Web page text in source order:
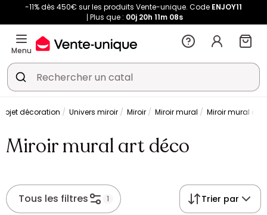
-11% dès 450€ sur les produits Vente-unique. Code ENJOY11
Plus que : 00j 20h 11m 07s
Menu
Objet décoration Univers miroir Miroir Miroir mural Miroir mural art
Miroir mural art déco
Tous les filtres 1 Trier par